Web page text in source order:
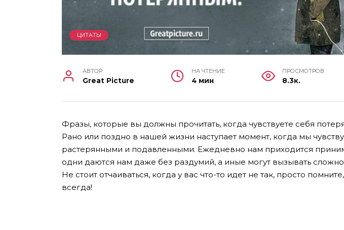
ЦИТАТЫ
АВТОР
Great Picture
НА ЧТЕНИЕ
4 мин
ПРОСМОТРОВ
8.3к.
Фразы, которые вы должны прочитать, когда чувствуете себя
Рано или поздно в нашей жизни наступает момент, когда мы
растерянными и подавленными. Ежедневно нам приходится
одни даются нам даже без раздумий, а иные могут вызывать
Не стоит отчаиваться, когда у вас что-то идет не так, просто
всегда!